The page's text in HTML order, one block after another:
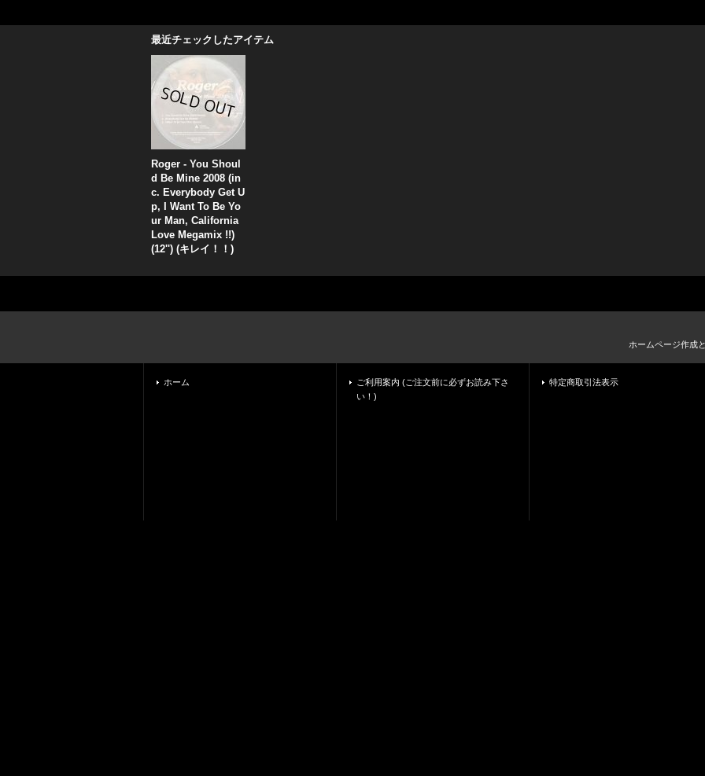
最近チェックしたアイテム
Roger - You Shoul
d Be Mine 2008 (in
c. Everybody Get U
p, I Want To Be Yo
ur Man, California
Love Megamix !!)
(12'') (キレイ！！)
ホームページ作成
ホーム
ご利用案内 (ご注文前に必ずお読み下さ
い！)
特定商取引法表示